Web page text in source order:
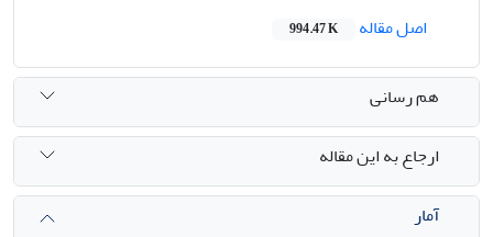
اصل مقاله
994.47 K
هم رسانی
ارجاع به این مقاله
آمار